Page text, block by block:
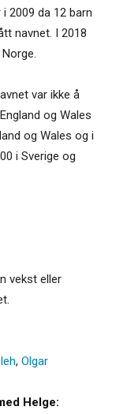
2009 da 12 barn
navnet. I 2018
var ikke å
og Wales
og Wales og i
i Sverige og
vekst eller
, Olgar
Helge: